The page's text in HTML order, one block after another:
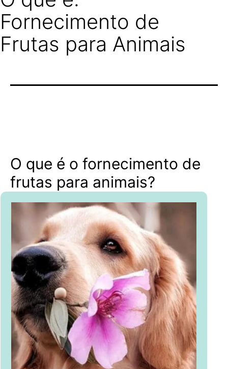
Fornecimento de
Frutas para Animais
O que é o fornecimento de
frutas para animais?